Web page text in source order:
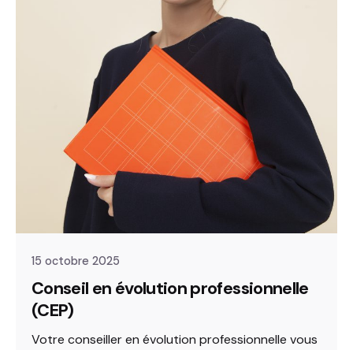
15 octobre 2025
Conseil en évolution professionnelle
(CEP)
Votre conseiller en évolution professionnelle vous